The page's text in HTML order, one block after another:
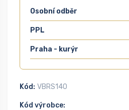
Osobní odběr
PPL
Praha - kurýr
Kód: VBRS140
Kód výrobce: